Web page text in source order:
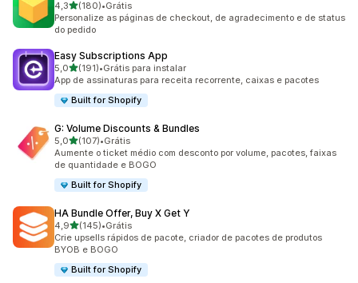
4,3de 5 estrelas
(180)
180 avaliações ao todo
•Grátis
Personalize as páginas de checkout, de agradecimento e de status
do pedido
Easy Subscriptions App
5,0de 5 estrelas
(191)
191 avaliações ao todo
•Grátis para instalar
App de assinaturas para receita recorrente, caixas e pacotes
Built for Shopify
G: Volume Discounts & Bundles
5,0de 5 estrelas
(107)
107 avaliações ao todo
•Grátis
Aumente o ticket médio com desconto por volume, pacotes, faixas
de quantidade e BOGO
Built for Shopify
HA Bundle Offer, Buy X Get Y
4,9de 5 estrelas
(145)
145 avaliações ao todo
•Grátis
Crie upsells rápidos de pacote, criador de pacotes de produtos
BYOB e BOGO
Built for Shopify